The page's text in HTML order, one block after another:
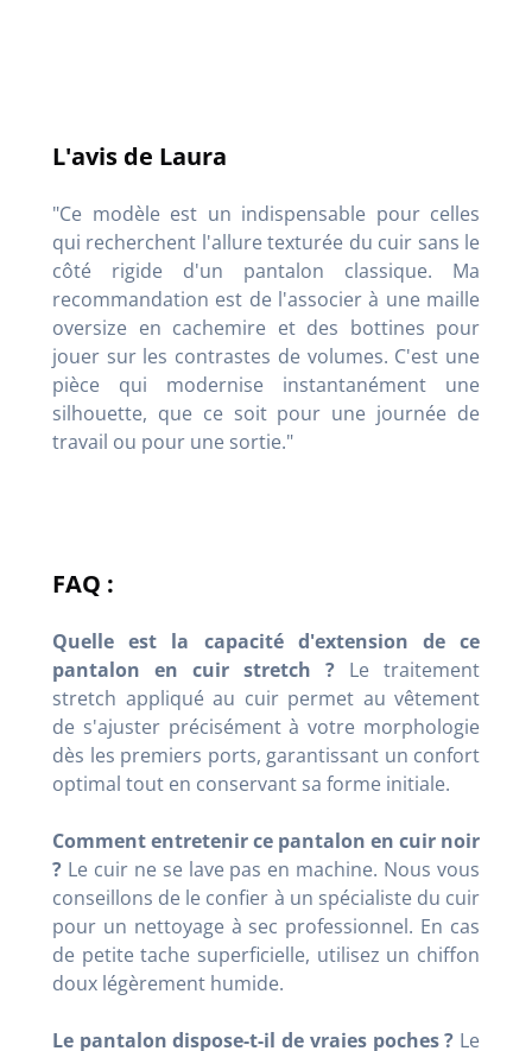
L'avis de Laura
"Ce modèle est un indispensable pour celles
qui recherchent l'allure texturée du cuir sans le
côté rigide d'un pantalon classique. Ma
recommandation est de l'associer à une maille
oversize en cachemire et des bottines pour
jouer sur les contrastes de volumes. C'est une
pièce qui modernise instantanément une
silhouette, que ce soit pour une journée de
travail ou pour une sortie."
FAQ :
Quelle est la capacité d'extension de ce
pantalon en cuir stretch ? Le traitement
stretch appliqué au cuir permet au vêtement
de s'ajuster précisément à votre morphologie
dès les premiers ports, garantissant un confort
optimal tout en conservant sa forme initiale.
Comment entretenir ce pantalon en cuir noir
? Le cuir ne se lave pas en machine. Nous vous
conseillons de le confier à un spécialiste du cuir
pour un nettoyage à sec professionnel. En cas
de petite tache superficielle, utilisez un chiffon
doux légèrement humide.
Le pantalon dispose-t-il de vraies poches ? Le